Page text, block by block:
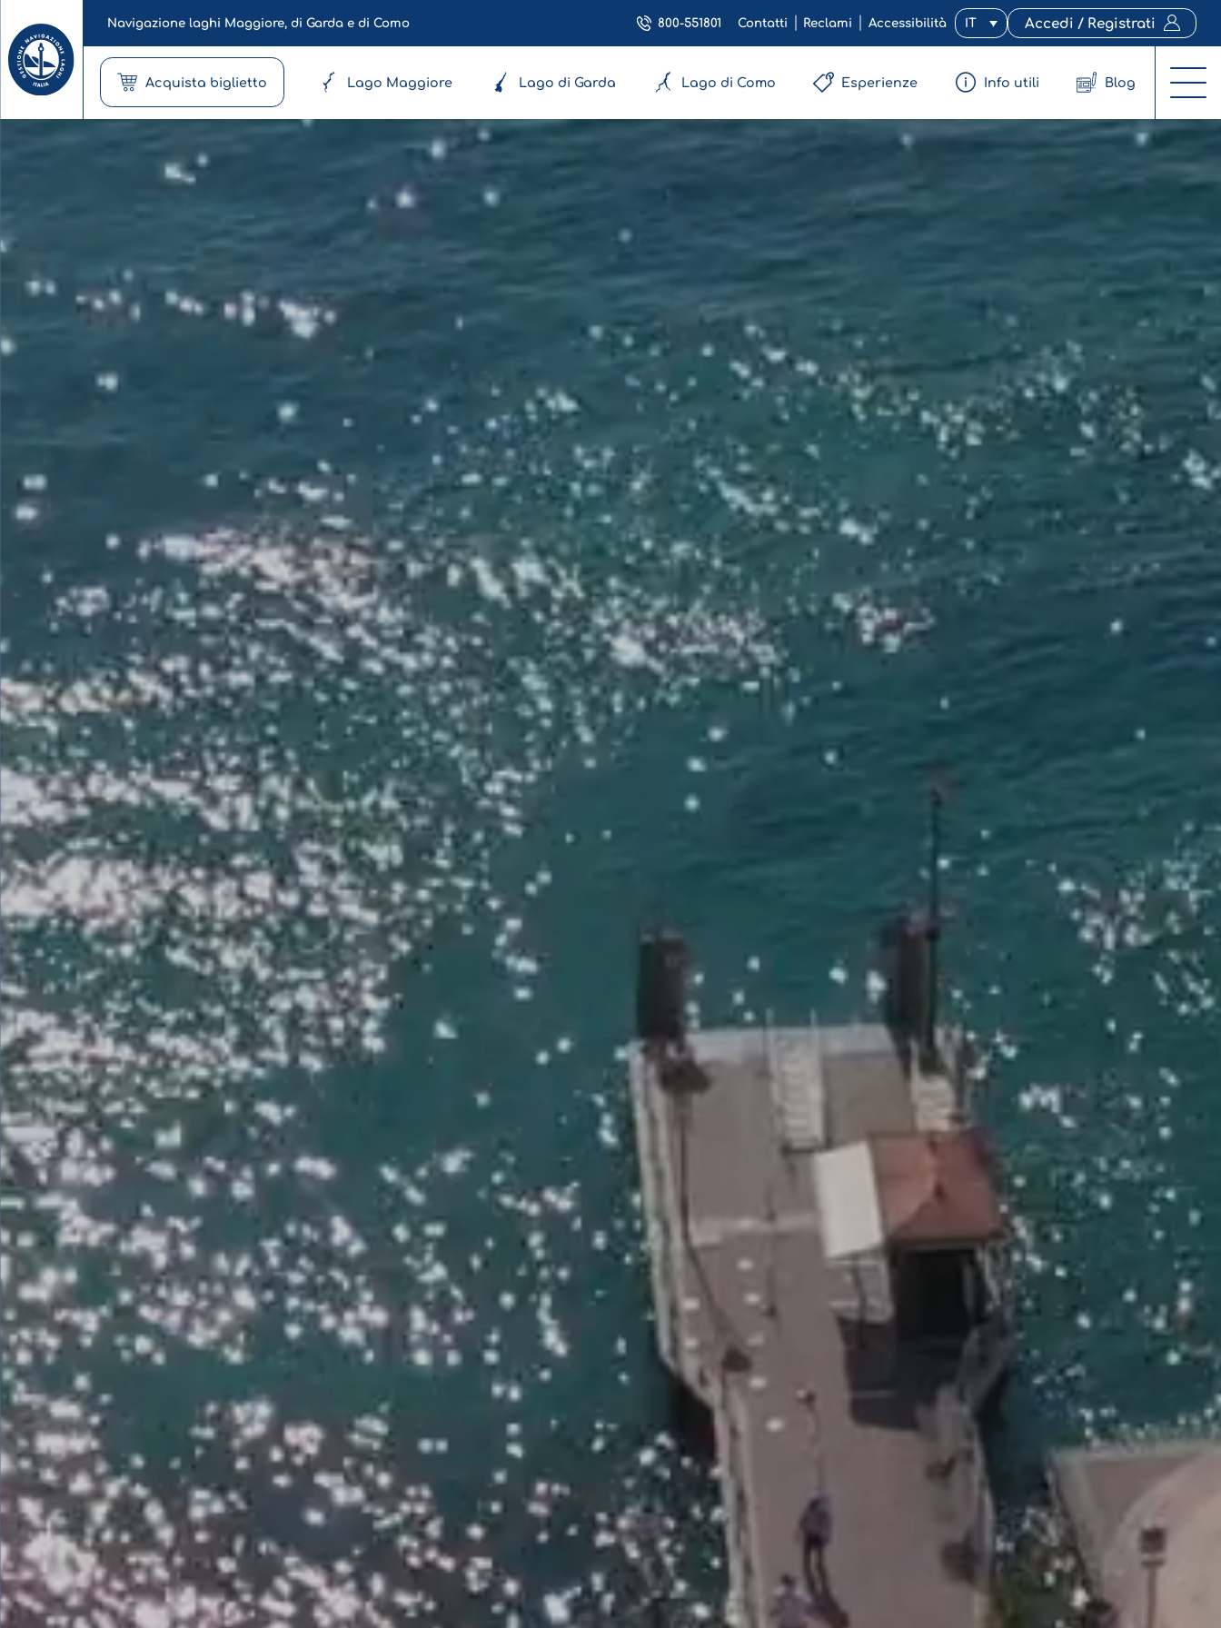
Navigazione laghi Maggiore, di Garda e di Como 800-551801 Contatti Reclami Accessibilità IT Accedi / Registrati
Acquista biglietto Lago Maggiore Lago di Garda Lago di Como Esperienze Info utili Blog